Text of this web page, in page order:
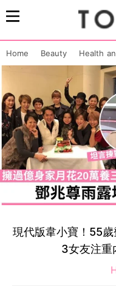
Home Beauty Health
現代版韋小寶！55
3女友注重